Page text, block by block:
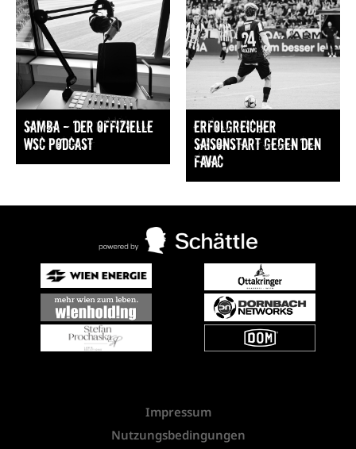
Samba — Der offizielle
WSC Podcast
Erfolgreicher
Saisonstart gegen den
FavAC
Impressum
Nutzungsbedingungen